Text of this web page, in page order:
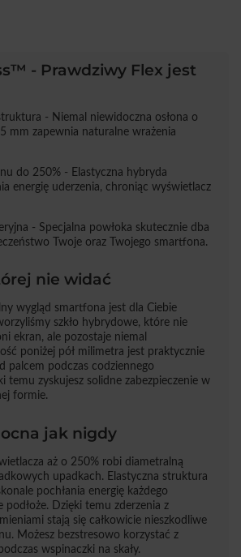
- Prawdziwy Flex jest
- Niemal niewidoczna osłona o
mm zapewnia naturalne wrażenia
do 250% - Elastyczna hybryda
energię uderzenia, chroniąc wyświetlacz
- Specjalna powłoka skutecznie dba
Twoje oraz Twojego smartfona.
nie widać
wygląd smartfona jest dla Ciebie
szkło hybrydowe, które nie
ekran, ale pozostaje niemal
poniżej pół milimetra jest praktycznie
palcem podczas codziennego
temu zyskujesz solidne zabezpieczenie w
formie.
jak nigdy
aż o 250% robi diametralną
upadkach. Elastyczna struktura
pochłania energię każdego
podłoże. Dzięki temu zderzenia z
stają się całkowicie nieszkodliwe
Możesz bezstresowo korzystać z
wspinaczki na skały.